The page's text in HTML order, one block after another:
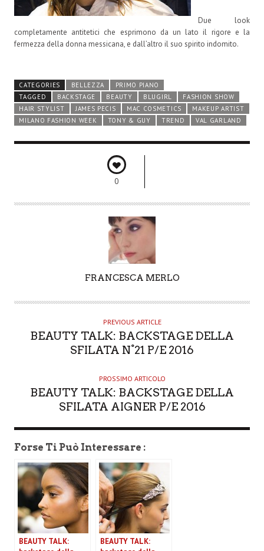
Due look
completamente antitetici che esprimono da un lato il rigore e la
fermezza della donna messicana, e dall’altro il suo spirito indomito.
CATEGORIES BELLEZZA
PRIMO PIANO
TAGGED
BACKSTAGE BEAUTY BLUGIRL
FASHION SHOW
HAIR STYLIST
JAMES PECIS MAC COSMETICS
MAKEUP ARTIST
MILANO FASHION WEEK
TONY & GUY TREND VAL GARLAND
0
T
FRANCESCA MERLO
PREVIOUS ARTICLE
BEAUTY TALK: BACKSTAGE DELLA
SFILATA N°21 P/E 2016
PROSSIMO ARTICOLO
BEAUTY TALK: BACKSTAGE DELLA
SFILATA AIGNER P/E 2016
Forse Ti Può Interessare :
BEAUTY TALK:
BEAUTY TALK: